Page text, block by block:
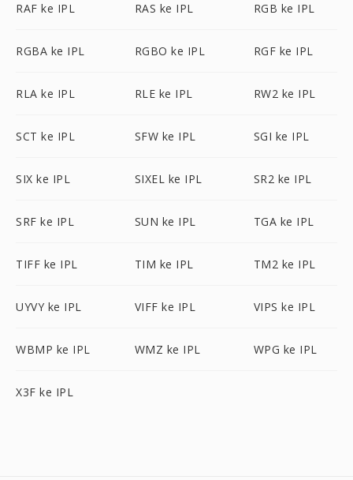
RAF ke IPL RAS ke IPL RGB ke IPL
RGBA ke IPL RGBO ke IPL RGF ke IPL
RLA ke IPL RLE ke IPL RW2 ke IPL
SCT ke IPL SFW ke IPL SGI ke IPL
SIX ke IPL SIXEL ke IPL SR2 ke IPL
SRF ke IPL SUN ke IPL TGA ke IPL
TIFF ke IPL TIM ke IPL TM2 ke IPL
UYVY ke IPL VIFF ke IPL VIPS ke IPL
WBMP ke IPL WMZ ke IPL WPG ke IPL
X3F ke IPL